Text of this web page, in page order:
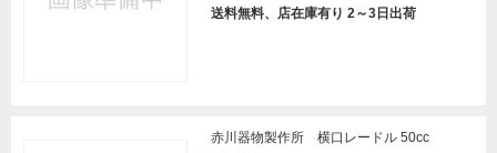
送料無料、店在庫有り 2～3日出荷
赤川器物製作所 横口レードル 50cc